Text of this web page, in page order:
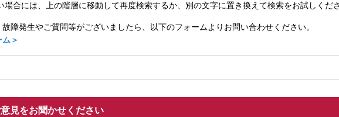
場合には、上の階層に移動して再度検索するか、別の文字に置き換えて検索をお試しくだ
障発生やご質問等がございましたら、以下のフォームよりお問い合わせください。
＞
見をお聞かせください